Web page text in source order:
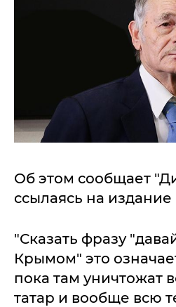
Об этом сообщает
ссылаясь на
"Сказать фразу
Крымом" это
пока там уничтожат
татар и вообще всю